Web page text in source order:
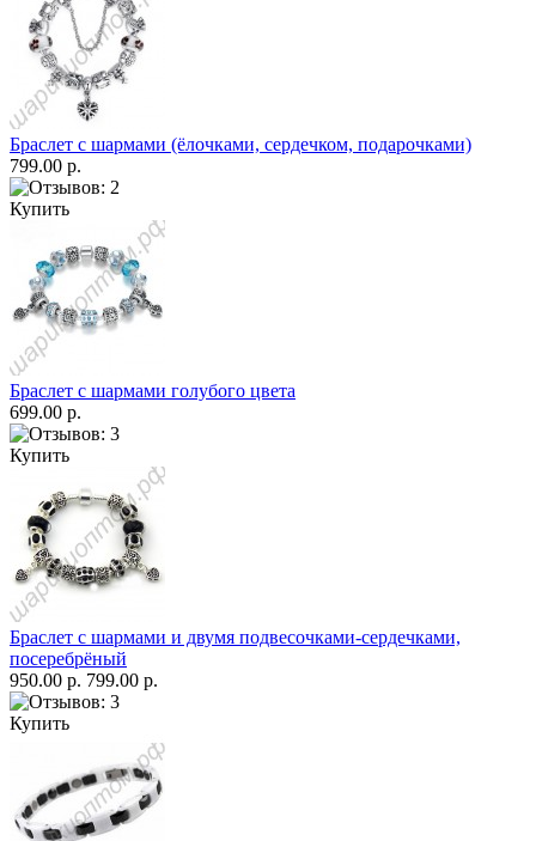
Браслет с шармами (ёлочками, сердечком, подарочками)
799.00 р.
Купить
Браслет с шармами голубого цвета
699.00 р.
Купить
Браслет с шармами и двумя подвесочками-сердечками,
посеребрёный
950.00 р. 799.00 р.
Купить